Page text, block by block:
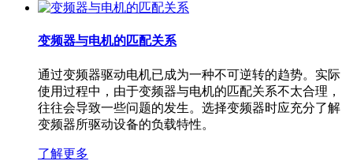
变频器与电机的匹配关系
通过变频器驱动电机已成为一种不可逆转的趋势。实际
使用过程中，由于变频器与电机的匹配关系不太合理，
往往会导致一些问题的发生。选择变频器时应充分了解
变频器所驱动设备的负载特性。
了解更多